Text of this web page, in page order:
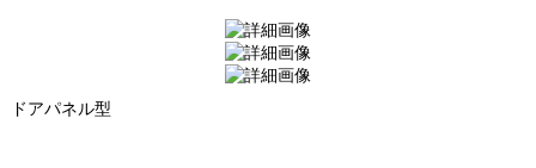
ドアパネル型